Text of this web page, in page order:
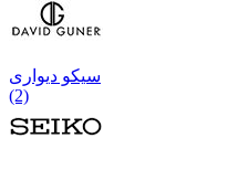
سیکو دیواری
(2)